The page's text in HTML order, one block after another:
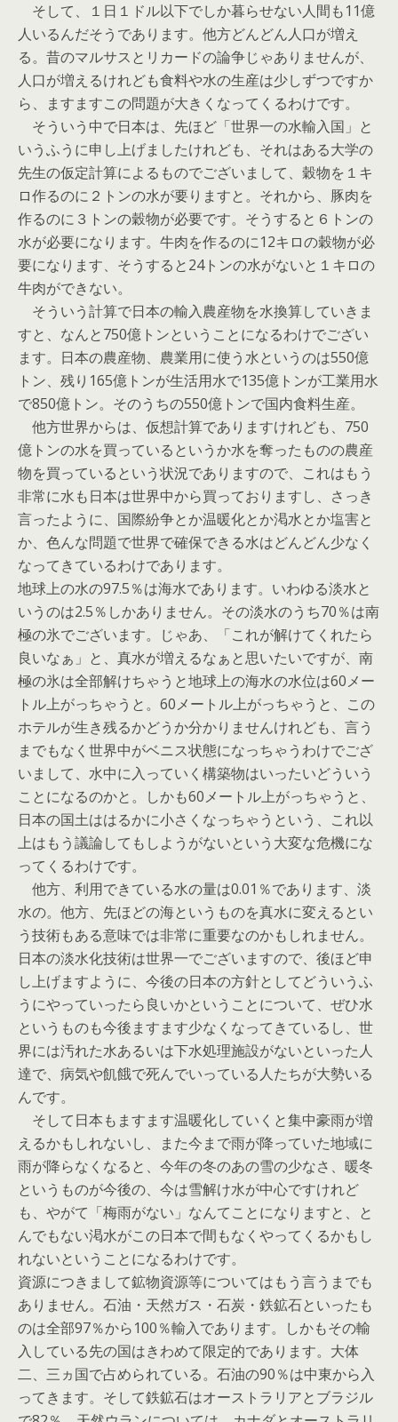
そして、１日１ドル以下でしか暮らせない人間も11億
人いるんだそうであります。他方どんどん人口が増え
る。昔のマルサスとリカードの論争じゃありませんが、
人口が増えるけれども食料や水の生産は少しずつですか
ら、ますますこの問題が大きくなってくるわけです。
そういう中で日本は、先ほど「世界一の水輸入国」と
いうふうに申し上げましたけれども、それはある大学の
先生の仮定計算によるものでございまして、穀物を１キ
ロ作るのに２トンの水が要りますと。それから、豚肉を
作るのに３トンの穀物が必要です。そうすると６トンの
水が必要になります。牛肉を作るのに12キロの穀物が必
要になります、そうすると24トンの水がないと１キロの
牛肉ができない。
そういう計算で日本の輸入農産物を水換算していきま
すと、なんと750億トンということになるわけでござい
ます。日本の農産物、農業用に使う水というのは550億
トン、残り165億トンが生活用水で135億トンが工業用水
で850億トン。そのうちの550億トンで国内食料生産。
他方世界からは、仮想計算でありますけれども、750
億トンの水を買っているというか水を奪ったものの農産
物を買っているという状況でありますので、これはもう
非常に水も日本は世界中から買っておりますし、さっき
言ったように、国際紛争とか温暖化とか渇水とか塩害と
か、色んな問題で世界で確保できる水はどんどん少なく
なってきているわけであります。
地球上の水の97.5％は海水であります。いわゆる淡水と
いうのは2.5％しかありません。その淡水のうち70％は南
極の氷でございます。じゃあ、「これが解けてくれたら
良いなぁ」と、真水が増えるなぁと思いたいですが、南
極の氷は全部解けちゃうと地球上の海水の水位は60メー
トル上がっちゃうと。60メートル上がっちゃうと、この
ホテルが生き残るかどうか分かりませんけれども、言う
までもなく世界中がベニス状態になっちゃうわけでござ
いまして、水中に入っていく構築物はいったいどういう
ことになるのかと。しかも60メートル上がっちゃうと、
日本の国土ははるかに小さくなっちゃうという、これ以
上はもう議論してもしようがないという大変な危機にな
ってくるわけです。
他方、利用できている水の量は0.01％であります、淡
水の。他方、先ほどの海というものを真水に変えるとい
う技術もある意味では非常に重要なのかもしれません。
日本の淡水化技術は世界一でございますので、後ほど申
し上げますように、今後の日本の方針としてどういうふ
うにやっていったら良いかということについて、ぜひ水
というものも今後ますます少なくなってきているし、世
界には汚れた水あるいは下水処理施設がないといった人
達で、病気や飢餓で死んでいっている人たちが大勢いる
んです。
そして日本もますます温暖化していくと集中豪雨が増
えるかもしれないし、また今まで雨が降っていた地域に
雨が降らなくなると、今年の冬のあの雪の少なさ、暖冬
というものが今後の、今は雪解け水が中心ですけれど
も、やがて「梅雨がない」なんてことになりますと、と
んでもない渇水がこの日本で間もなくやってくるかもし
れないということになるわけです。
資源につきまして鉱物資源等についてはもう言うまでも
ありません。石油・天然ガス・石炭・鉄鉱石といったも
のは全部97％から100％輸入であります。しかもその輸
入している先の国はきわめて限定的であります。大体
二、三ヵ国で占められている。石油の90％は中東から入
ってきます。そして鉄鉱石はオーストラリアとブラジル